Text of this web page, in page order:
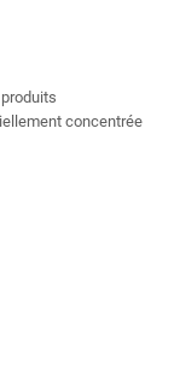
concentrée